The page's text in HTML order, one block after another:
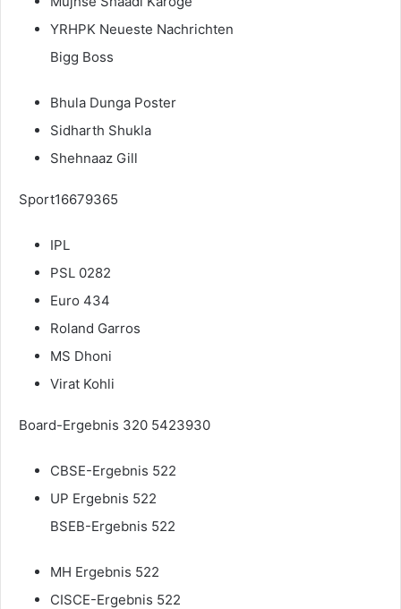
YRHPK Neueste Nachrichten
Bigg Boss
Bhula Dunga Poster
Sidharth Shukla
Shehnaaz Gill
Sport16679365
IPL
PSL 0282
Euro 434
Roland Garros
MS Dhoni
Virat Kohli
Board-Ergebnis 320 5423930
CBSE-Ergebnis 522
UP Ergebnis 522
BSEB-Ergebnis 522
MH Ergebnis 522
CISCE-Ergebnis 522